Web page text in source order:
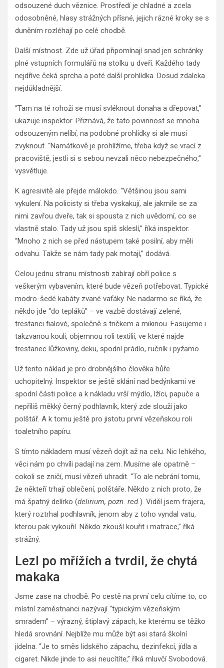
odsouzené duch věznice. Prostředí je chladné a zcela
odosobněné, hlasy strážných přísné, jejich rázné kroky se s
duněním rozléhají po celé chodbě.
Další místnost. Zde už úřad připomínají snad jen schránky
plné vstupních formulářů na stolku u dveří. Každého tady
nejdříve čeká sprcha a poté další prohlídka. Dosud zdaleka
nejdůkladnější.
“Tam na té rohoži se musí svléknout donaha a dřepovat,”
ukazuje inspektor. Přiznává, že tato povinnost se mnoha
odsouzeným nelíbí, na podobné prohlídky si ale musí
zvyknout. “Namátkově je prohlížíme, třeba když se vrací z
pracoviště, jestli si s sebou nevzali něco nebezpečného,”
vysvětluje.
K agresivitě ale přejde málokdo. “Většinou jsou sami
vykulení. Na policisty si třeba vyskakují, ale jakmile se za
nimi zavřou dveře, tak si spousta z nich uvědomí, co se
vlastně stalo. Tady už jsou spíš skleslí,” říká inspektor.
“Mnoho z nich se před nástupem také posilní, aby měli
odvahu. Takže se nám tady pak motají,” dodává.
Celou jednu stranu místnosti zabírají obří police s
veškerým vybavením, které bude vězeň potřebovat. Typické
modro-šedé kabáty zvané vaťáky. Ne nadarmo se říká, že
někdo jde “do tepláků” – ve vazbě dostávají zelené,
trestanci fialové, společně s tričkem a mikinou. Fasujeme i
takzvanou kouli, objemnou roli textilií, ve které najde
trestanec lůžkoviny, deku, spodní prádlo, ručník i pyžamo.
Už tento náklad je pro drobnějšího člověka hůře
uchopitelný. Inspektor se ještě sklání nad bedýnkami ve
spodní části police a k nákladu vrší mýdlo, lžíci, papuče a
nepříliš měkký černý podhlavník, který zde slouží jako
polštář. A k tomu ještě pro jistotu první vězeňskou roli
toaletního papíru.
S tímto nákladem musí vězeň dojít až na celu. Nic lehkého,
věci nám po chvíli padají na zem. Musíme ale opatrně –
cokoli se zničí, musí vězeň uhradit. “To ale nebrání tomu,
že někteří trhají oblečení, polštáře. Někdo z nich proto, že
má špatný delírko (delirium, pozn. red.). Viděl jsem frajera,
který roztrhal podhlavník, jenom aby z toho vyndal vatu,
kterou pak vykouřil. Někdo zkouší kouřit i matrace,” říká
strážný.
Lezl po mřížích a tvrdil, že chytá
makaka
Jsme zase na chodbě. Po cestě na první celu cítíme to, co
místní zaměstnanci nazývají “typickým vězeňským
smradem” – výrazný, štiplavý zápach, ke kterému se těžko
hledá srovnání. Nejblíže mu může být asi stará školní
jídelna. “Je to směs lidského zápachu, dezinfekcí, jídla a
cigaret. Nikde jinde to asi neucítíte,” říká mluvčí Svobodová.